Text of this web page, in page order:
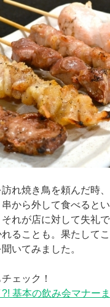
れ焼き鳥を頼んだ時
から外して食べると
れが店に対して失礼
ることも。果たして
いてみました。
ェック！
基本の飲み会マナー